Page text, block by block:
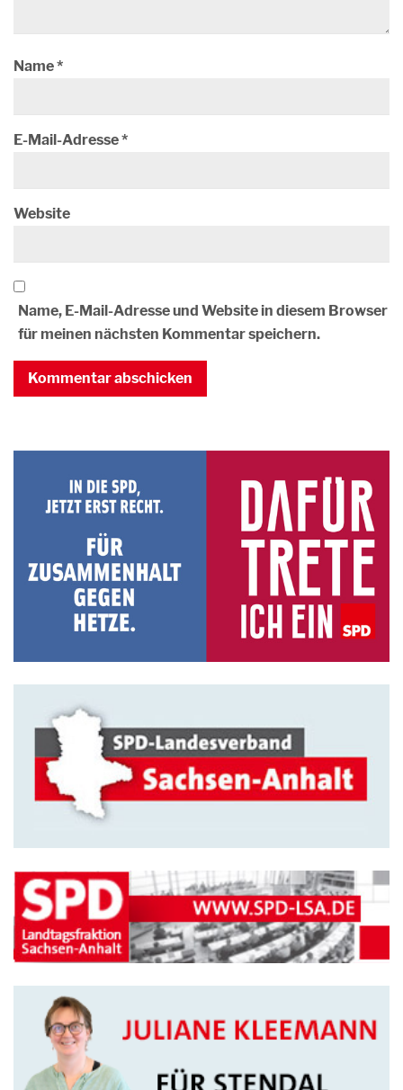
Name*
E-Mail-Adresse*
Website
Name, E-Mail-Adresse und Website in diesem Browser
für meinen nächsten Kommentar speichern.